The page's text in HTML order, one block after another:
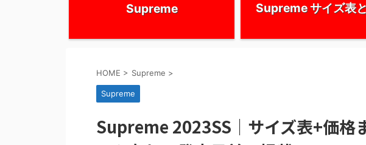
Supreme Supreme サイズ表
HOME > Supreme >
Supreme
Supreme 2023SS｜サイズ表+価格